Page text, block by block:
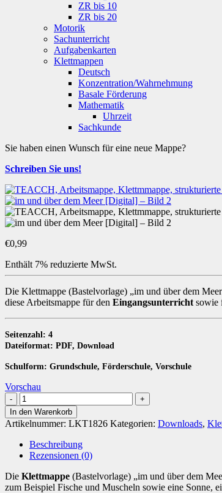
ZR bis 10
ZR bis 20
Motorik
Sachunterricht
Aufgabenkarten
Klettmappen
Deutsch
Konzentration/Wahrnehmung
Basale Förderung
Mathematik
Uhrzeit
Sachkunde
Sie haben einen Wunsch für eine neue Mappe?
Schreiben Sie uns!
€0,99
Enthält 7% reduzierte MwSt.
Die Klettmappe (Bastelvorlage) „im und über dem
diese Arbeitsmappe für den Eingangsunterricht sowie
Seitenzahl: 4
Dateiformat: PDF, Download
Schulform: Grundschule, Förderschule, Vorschule
Vorschau
im
und
über
dem
Meer
[Digital]
Menge
In den Warenkorb
Artikelnummer: LKT1826 Kategorien: Downloads,
Beschreibung
Rezensionen (0)
Die Klettmappe (Bastelvorlage) „im und über dem
zum Beispiel Fische und Muscheln sowie eine Sonne,